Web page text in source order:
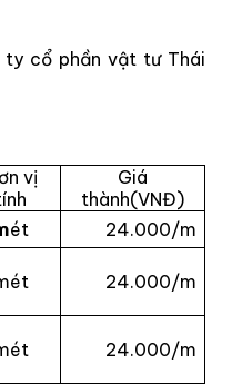
ty cổ phần vật tư Thái
vị
Giá
thành(VNĐ)
24.000/m
24.000/m
24.000/m